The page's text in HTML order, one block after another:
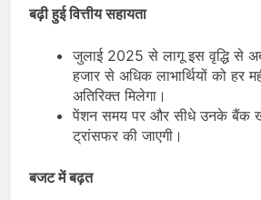
बढ़ी हुई वित्तीय सहायता
जुलाई 2025 से लागू इस वृद्धि से
हजार से अधिक लाभार्थियों को हर
अतिरिक्त मिलेगा।
पेंशन समय पर और सीधे उनके बैंक
ट्रांसफर की जाएगी।
बजट में बढ़त